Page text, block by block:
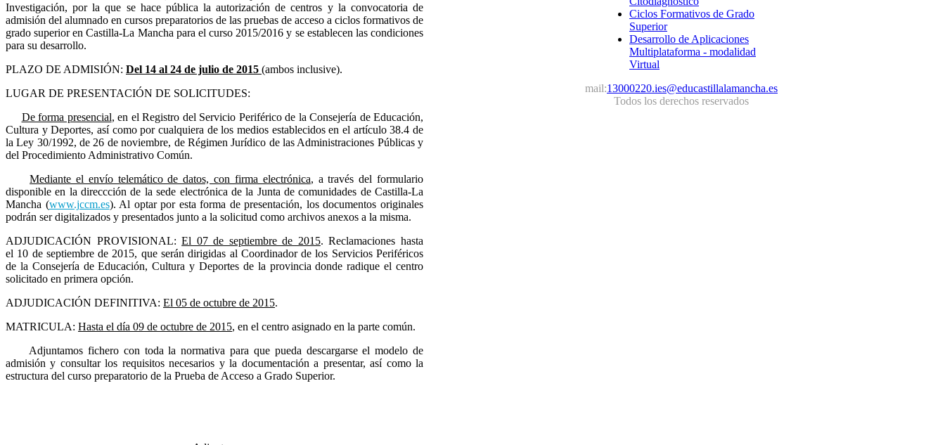
Investigación, por la que se hace pública la autorización de centros y la convocatoria de
admisión del alumnado en cursos preparatorios de las pruebas de acceso a ciclos formativos de
grado superior en Castilla-La Mancha para el curso 2015/2016 y se establecen las condiciones
para su desarrollo.
PLAZO DE ADMISIÓN: Del 14 al 24 de julio de 2015 (ambos inclusive).
LUGAR DE PRESENTACIÓN DE SOLICITUDES:
De forma presencial, en el Registro del Servicio Periférico de la Consejería de Educación,
Cultura y Deportes, así como por cualquiera de los medios establecidos en el artículo 38.4 de
la Ley 30/1992, de 26 de noviembre, de Régimen Jurídico de las Administraciones Públicas y
del Procedimiento Administrativo Común.
Mediante el envío telemático de datos, con firma electrónica, a través del formulario
disponible en la direccción de la sede electrónica de la Junta de comunidades de Castilla-La
Mancha (www.jccm.es). Al optar por esta forma de presentación, los documentos originales
podrán ser digitalizados y presentados junto a la solicitud como archivos anexos a la misma.
ADJUDICACIÓN PROVISIONAL:El 07 de septiembre de 2015. Reclamaciones hasta
el 10 de septiembre de 2015, que serán dirigidas al Coordinador de los Servicios Periféricos
de la Consejería de Educación, Cultura y Deportes de la provincia donde radique el centro
solicitado en primera opción.
ADJUDICACIÓN DEFINITIVA: El 05 de octubre de 2015.
MATRICULA: Hasta el día 09 de octubre de 2015, en el centro asignado en la parte común.
Adjuntamos fichero con toda la normativa para que pueda descargarse el modelo de
admisión y consultar los requisitos necesarios y la documentación a presentar, así como la
estructura del curso preparatorio de la Prueba de Acceso a Grado Superior.
Ciclos Formativos de Grado
Superior
Desarrollo de Aplicaciones
Multiplataforma - modalidad
Virtual
mail:13000220.ies@educastillalamancha.es
Todos los derechos reservados